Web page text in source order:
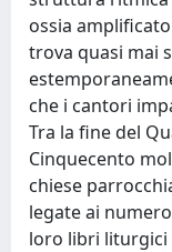
ossia
trova quasi mai
che i cantori
Tra la fine del
Cinquecento
chiese
legate ai
loro libri liturgici